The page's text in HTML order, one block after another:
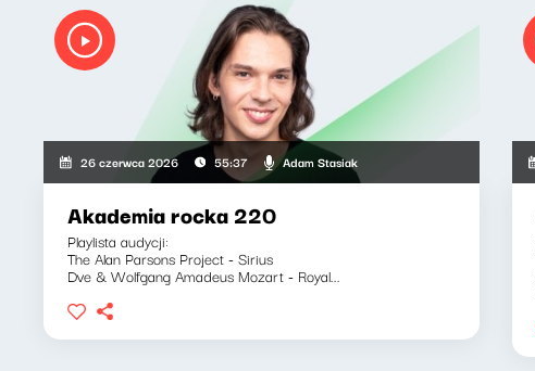
26 czerwca 2026 55:37 Adam Stasiak
Akademia rocka 220
Playlista audycji:
The Alan Parsons Project - Sirius
Dve & Wolfgang Amadeus Mozart - Royal...